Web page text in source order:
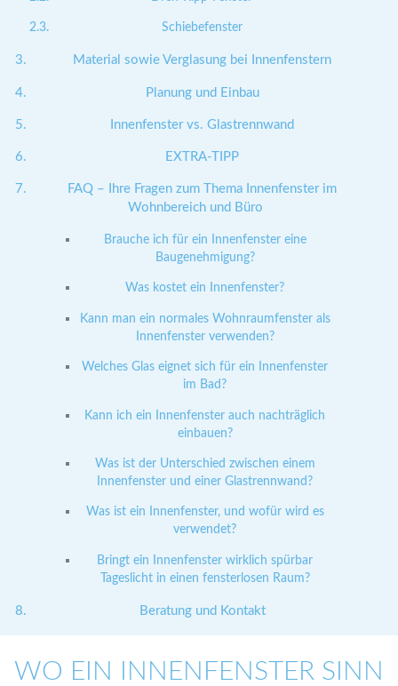
Schiebefenster
Material sowie Verglasung bei Innenfenstern
Planung und Einbau
Innenfenster vs. Glastrennwand
EXTRA-TIPP
FAQ – Ihre Fragen zum Thema Innenfenster im
Wohnbereich und Büro
Brauche ich für ein Innenfenster eine
Baugenehmigung?
Was kostet ein Innenfenster?
Kann man ein normales Wohnraumfenster als
Innenfenster verwenden?
Welches Glas eignet sich für ein Innenfenster
im Bad?
Kann ich ein Innenfenster auch nachträglich
einbauen?
Was ist der Unterschied zwischen einem
Innenfenster und einer Glastrennwand?
Was ist ein Innenfenster, und wofür wird es
verwendet?
Bringt ein Innenfenster wirklich spürbar
Tageslicht in einen fensterlosen Raum?
Beratung und Kontakt
WO EIN INNENFENSTER SINN